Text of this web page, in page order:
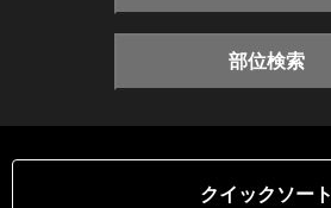
部位検索
クイックソート